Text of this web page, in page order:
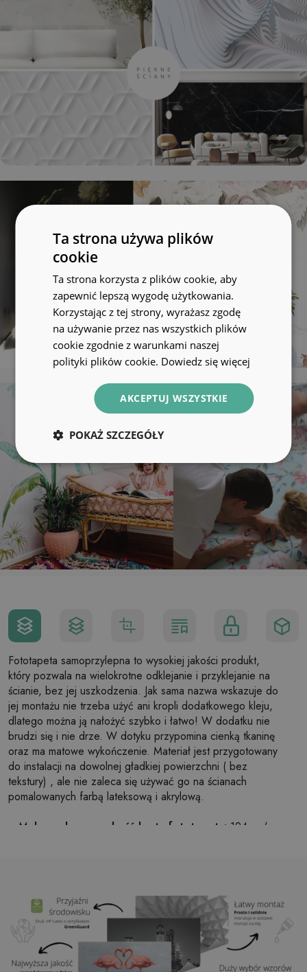
Fototapeta samoprzylepna to wysokiej jakości produkt,
który pozwala na wielokrotne odklejanie i przyklejanie na
ścianie, bez jej uszkodzenia. Jak sama nazwa wskazuje do
jej montażu nie trzeba użyć ani kropli dodatkowego kleju,
dlatego można ją nałożyć szybko i łatwo! W dodatku nie
brudzi się i nie drze. W dotyku przypomina cienką tkaninę
oraz ma matowe wykończenie. Materiał jest przygotowany
do instalacji na dowolnej gładkiej powierzchni ( bez
tekstury) , ale nie zaleca się używać go na ścianach
pomalowanych farbą lateksową i akrylową.
Maksymalna szerokość brytu fototapety: 124cm (w
Klej:Niepotrzebny
Zastosowanie:
Salon, sypialnia, pomieszczenia
biurowe, przedpokój i wiele innych
Ta strona używa plików
cookie
Ta strona korzysta z plików cookie, aby
zapewnić lepszą wygodę użytkowania.
Korzystając z tej strony, wyrażasz zgodę
na używanie przez nas wszystkich plików
cookie zgodnie z warunkami naszej
polityki plików cookie. Dowiedz się więcej
AKCEPTUJ WSZYSTKIE
POKAŻ SZCZEGÓŁY